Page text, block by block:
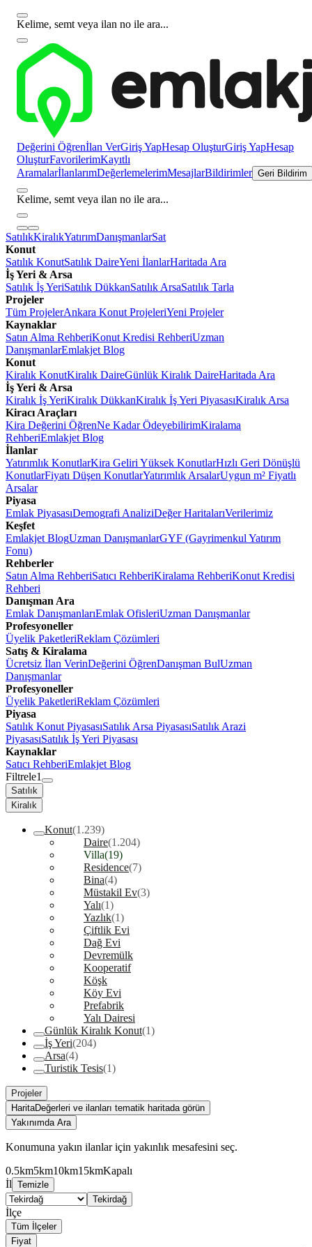
Kelime, semt veya ilan no ile ara...
Değerini Öğrenİlan VerGiriş YapHesap OluşturGiriş YapHesap
OluşturFavorilerimKayıtlı
AramalarİlanlarımDeğerlemelerimMesajlarBildirimler Geri Bildirim
Kelime, semt veya ilan no ile ara...
SatılıkKiralıkYatırımDanışmanlarSat
Konut
Satılık KonutSatılık DaireYeni İlanlarHaritada Ara
İş Yeri & Arsa
Satılık İş YeriSatılık DükkanSatılık ArsaSatılık Tarla
Projeler
Tüm ProjelerAnkara Konut ProjeleriYeni Projeler
Kaynaklar
Satın Alma RehberiKonut Kredisi RehberiUzman
DanışmanlarEmlakjet Blog
Konut
Kiralık KonutKiralık DaireGünlük Kiralık DaireHaritada Ara
İş Yeri & Arsa
Kiralık İş YeriKiralık DükkanKiralık İş Yeri PiyasasıKiralık Arsa
Kiracı Araçları
Kira Değerini ÖğrenNe Kadar ÖdeyebilirimKiralama
RehberiEmlakjet Blog
İlanlar
Yatırımlık KonutlarKira Geliri Yüksek KonutlarHızlı Geri Dönüşlü
KonutlarFiyatı Düşen KonutlarYatırımlık ArsalarUygun m² Fiyatlı
Arsalar
Piyasa
Emlak PiyasasıDemografi AnaliziDeğer HaritalarıVerilerimiz
Keşfet
Emlakjet BlogUzman DanışmanlarGYF (Gayrimenkul Yatırım
Fonu)
Rehberler
Satın Alma RehberiSatıcı RehberiKiralama RehberiKonut Kredisi
Rehberi
Danışman Ara
Emlak DanışmanlarıEmlak OfisleriUzman Danışmanlar
Profesyoneller
Üyelik PaketleriReklam Çözümleri
Satış & Kiralama
Ücretsiz İlan VerinDeğerini ÖğrenDanışman BulUzman
Danışmanlar
Profesyoneller
Üyelik PaketleriReklam Çözümleri
Piyasa
Satılık Konut PiyasasıSatılık Arsa PiyasasıSatılık Arazi
PiyasasıSatılık İş Yeri Piyasası
Kaynaklar
Satıcı RehberiEmlakjet Blog
Filtrele1
Satılık
Kiralık
Konut(1.239)
Daire(1.204)
Villa(19)
Residence(7)
Bina(4)
Müstakil Ev(3)
Yalı(1)
Yazlık(1)
Çiftlik Evi
Dağ Evi
Devremülk
Kooperatif
Köşk
Köy Evi
Prefabrik
Yalı Dairesi
Günlük Kiralık Konut(1)
İş Yeri(204)
Arsa(4)
Turistik Tesis(1)
Projeler
HaritaDeğerleri ve ilanları tematik haritada görün
Yakınımda Ara
Konumuna yakın ilanlar için yakınlık mesafesini seç.
0.5km5km10km15kmKapalı
İl Temizle
Tekirdağ
İlçe
Tüm İlçeler
Fiyat